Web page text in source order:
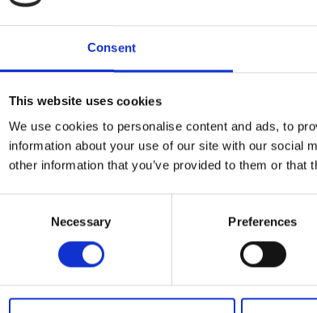
Consent
This website uses cookies
We use cookies to personalise content and ads, to
information about your use of our site with our social
other information that you’ve provided to them or
Necessary Preferences
Materiale
17 x 11 x 2 cm (l x a x p)